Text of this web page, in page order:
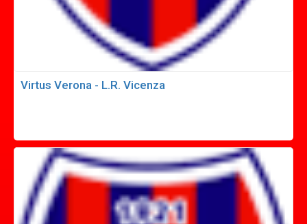
Virtus Verona - L.R. Vicenza